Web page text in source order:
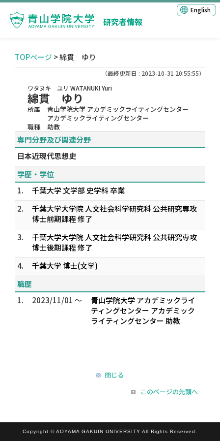
研究者情報
English
TOPページ > 綿貫 ゆり
（最終更新日 : 2023-10-31 20:55:55）
ワタヌキ ユリ WATANUKI Yuri
綿貫 ゆり
所属
青山学院大学 アカデミックライティングセンター
アカデミックライティングセンター
職種
助教
専門分野及び関連分野
日本近現代思想史
学歴・学位
1.
千葉大学 文学部 史学科 卒業
2.
千葉大学大学院 人文社会科学研究科 公共研究専攻
博士前期課程 修了
3.
千葉大学大学院 人文社会科学研究科 公共研究専攻
博士後期課程 修了
4.
千葉大学 博士(文学)
職歴
1.
2023/11/01 ～
青山学院大学 アカデミックライ
ティングセンター アカデミック
ライティングセンター 助教
閉じる
このページの先頭へ
Copyright © AOYAMA GAKUIN UNIVERSITY All Rights Reserved.